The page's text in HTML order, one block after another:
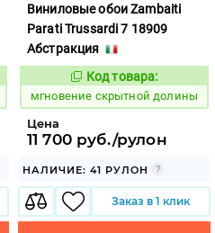
Виниловые обои Zambaiti
Parati Trussardi 7 18909
Абстракция
948771
Код товара:
мгновение скрытной долины
Цена
11 700 руб./рулон
НАЛИЧИЕ: 41 РУЛОН
Заказ в 1 клик